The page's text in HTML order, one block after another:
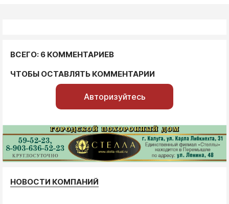
ВСЕГО: 6 КОММЕНТАРИЕВ
ЧТОБЫ ОСТАВЛЯТЬ КОММЕНТАРИИ
Авторизуйтесь
НОВОСТИ КОМПАНИЙ